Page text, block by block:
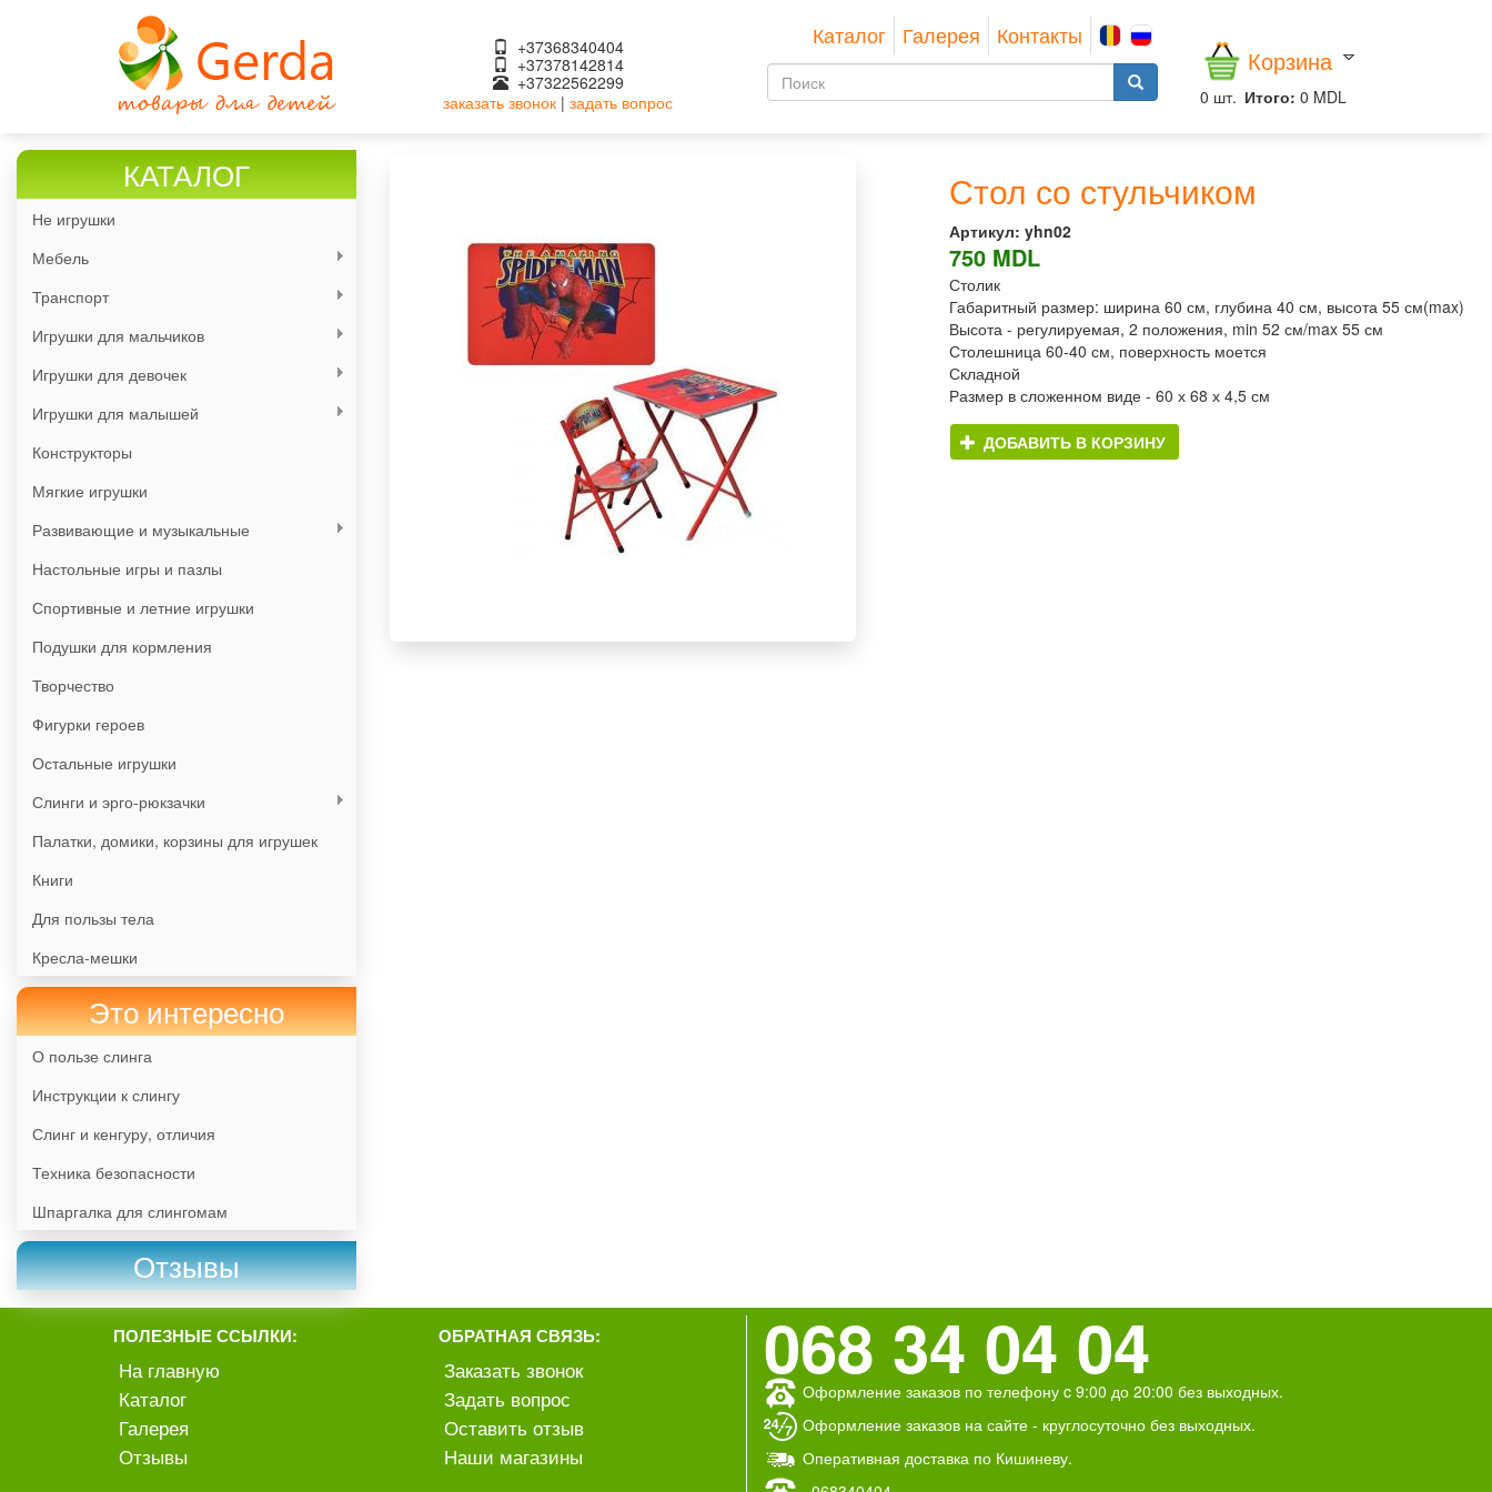
+37368340404
+37378142814
+37322562299
заказать звонок| задать вопрос
Каталог Галерея Контакты
Форма Корзина
0 шт. Итого: 0 MDL
КАТАЛОГ
Не игрушки
Мебель
Транспорт
Игрушки для мальчиков
Игрушки для девочек
Игрушки для малышей
Конструкторы
Мягкие игрушки
Развивающие и музыкальные
Настольные игры и пазлы
Спортивные и летние игрушки
Подушки для кормления
Творчество
Фигурки героев
Остальные игрушки
Слинги и эрго-рюкзачки
Палатки, домики, корзины для игрушек
Книги
Для пользы тела
Кресла-мешки
Это интересно
О пользе слинга
Инструкции к слингу
Слинг и кенгуру, отличия
Техника безопасности
Шпаргалка для слингомам
Отзывы
Стол со стульчиком
Артикул: yhn02
750 MDL
Столик
Габаритный размер: ширина 60 см, глубина 40 см, высота 55 см(max)
Высота - регулируемая, 2 положения, min 52 см/max 55 см
Столешница 60-40 см, поверхность моется
Складной
Размер в сложенном виде - 60 х 68 х 4,5 см
ДОБАВИТЬ В КОРЗИНУ
ПОЛЕЗНЫЕ ССЫЛКИ:
На главную
Каталог
Галерея
Отзывы
ОБРАТНАЯ СВЯЗЬ:
Заказать звонок
Задать вопрос
Оставить отзыв
Наши магазины
068 34 04 04
Оформление заказов по телефону c 9:00 до 20:00 без выходных.
Оформление заказов на сайте - круглосуточно без выходных.
Оперативная доставка по Кишиневу.